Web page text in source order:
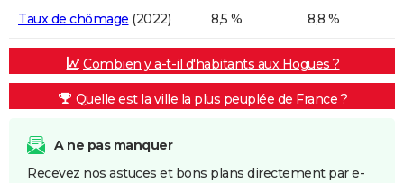
Taux de chômage (2022) 8,5 % 8,8 %
Combien y a-t-il d'habitants aux Hogues ?
Quelle est la ville la plus peuplée de France ?
A ne pas manquer
Recevez nos astuces et bons plans directement par e-